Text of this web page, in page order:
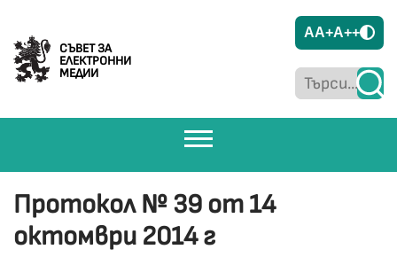
СЪВЕТ ЗА
ЕЛЕКТРОННИ
МЕДИИ
AA+A++
Протокол № 39 от 14
октомври 2014 г